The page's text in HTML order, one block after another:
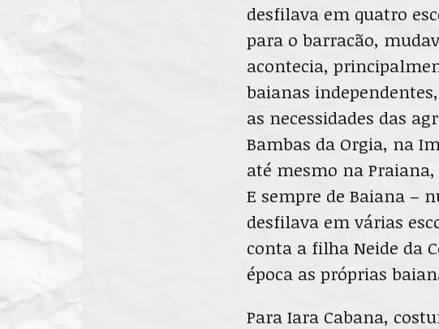
desfilava em quatro
para o barracão,
acontecia,
baianas
as necessidades das
Bambas da Orgia, na
até mesmo na
E sempre de Baiana –
desfilava em várias
conta a filha Neide da
época as próprias
Para Iara Cabana,